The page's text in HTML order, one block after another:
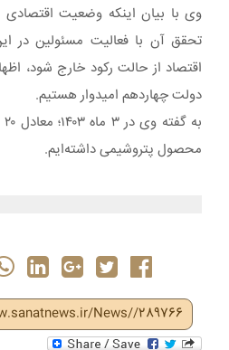
وی با بیان اینکه وضعیت اقتصادی
تحقق آن با فعالیت مسئولین در
اقتصاد از حالت رکود خارج شود،
دولت چهاردهم امیدوار هستیم.
محصول پتروشیمی داشته‌ایم.
News//289766